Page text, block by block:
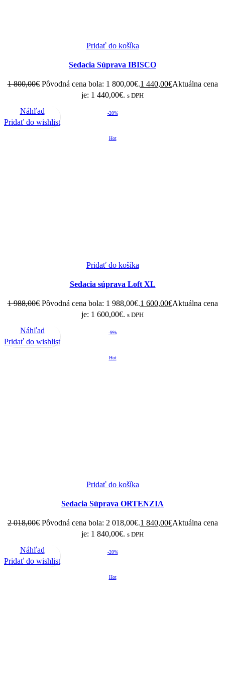
Pridať do košíka
Sedacia Súprava IBISCO
1 800,00€ Pôvodná cena bola: 1 800,00€.1 440,00€Aktuálna cena
je: 1 440,00€. s DPH
-20%
Hot
Náhľad
Pridať do wishlist
Pridať do košíka
Sedacia súprava Loft XL
1 988,00€ Pôvodná cena bola: 1 988,00€.1 600,00€Aktuálna cena
je: 1 600,00€. s DPH
-9%
Hot
Náhľad
Pridať do wishlist
Pridať do košíka
Sedacia Súprava ORTENZIA
2 018,00€ Pôvodná cena bola: 2 018,00€.1 840,00€Aktuálna cena
je: 1 840,00€. s DPH
-20%
Hot
Náhľad
Pridať do wishlist